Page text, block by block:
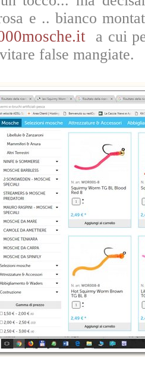
e .. bianco
a cui
false mangiate.